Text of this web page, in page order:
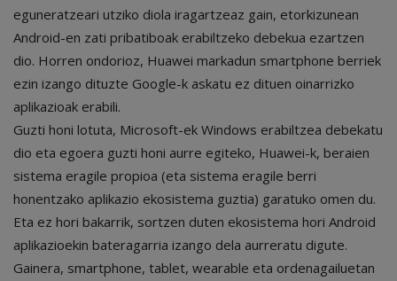
eguneratzeari utziko diola iragartzeaz gain, etorkizunean
Android-en zati pribatiboak erabiltzeko debekua ezartzen
dio. Horren ondorioz, Huawei markadun smartphone berriek
ezin izango dituzte Google-k askatu ez dituen oinarrizko
aplikazioak erabili.
Guzti honi lotuta, Microsoft-ek Windows erabiltzea debekatu
dio eta egoera guzti honi aurre egiteko, Huawei-k, beraien
sistema eragile propioa (eta sistema eragile berri
honentzako aplikazio ekosistema guztia) garatuko omen du.
Eta ez hori bakarrik, sortzen duten ekosistema hori Android
aplikazioekin bateragarria izango dela aurreratu digute.
Gainera, smartphone, tablet, wearable eta ordenagailuetan